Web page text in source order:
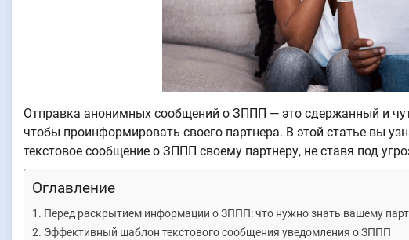
Отправка анонимных сообщений о ЗППП — это сдержанный и
чтобы проинформировать своего партнера. В этой статье вы
текстовое сообщение о ЗППП своему партнеру, не ставя под
Оглавление
Перед раскрытием информации о ЗППП: что нужно знать вашему
Эффективный шаблон текстового сообщения уведомления о ЗППП